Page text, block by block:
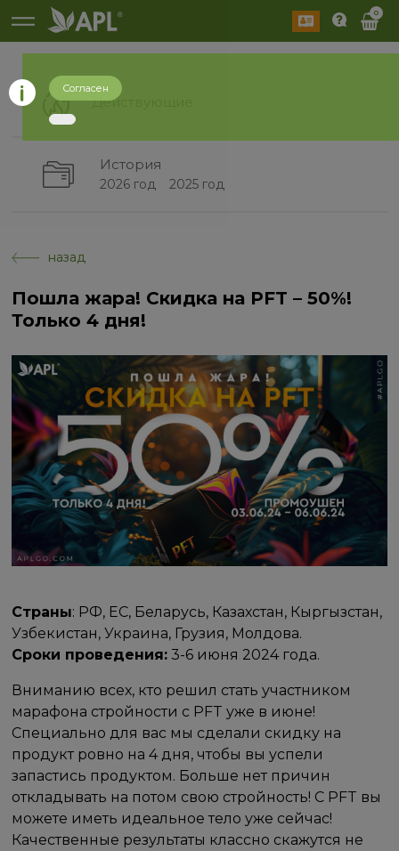
0
Действующие
История
2026 год 2025 год
назад
Пошла жара! Скидка на PFT – 50%!
Только 4 дня!
Страны: РФ, ЕС, Беларусь, Казахстан, Кыргызстан,
Узбекистан, Украина, Грузия, Молдова.
Сроки проведения: 3-6 июня 2024 года.
Вниманию всех, кто решил стать участником
марафона стройности с PFT уже в июне!
Специально для вас мы сделали скидку на
продукт ровно на 4 дня, чтобы вы успели
запастись продуктом. Больше нет причин
откладывать на потом свою стройность! С PFT вы
можете иметь идеальное тело уже сейчас!
Качественные результаты классно скажутся не
Согласен